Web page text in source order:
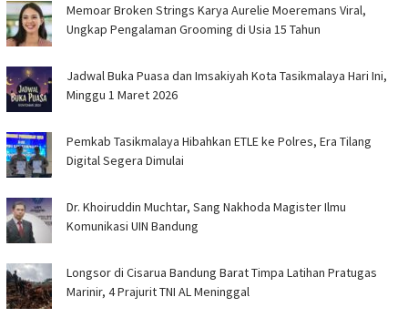
Memoar Broken Strings Karya Aurelie Moeremans Viral,
Ungkap Pengalaman Grooming di Usia 15 Tahun
Jadwal Buka Puasa dan Imsakiyah Kota Tasikmalaya Hari Ini,
Minggu 1 Maret 2026
Pemkab Tasikmalaya Hibahkan ETLE ke Polres, Era Tilang
Digital Segera Dimulai
Dr. Khoiruddin Muchtar, Sang Nakhoda Magister Ilmu
Komunikasi UIN Bandung
Longsor di Cisarua Bandung Barat Timpa Latihan Pra­tugas
Marinir, 4 Prajurit TNI AL Meninggal